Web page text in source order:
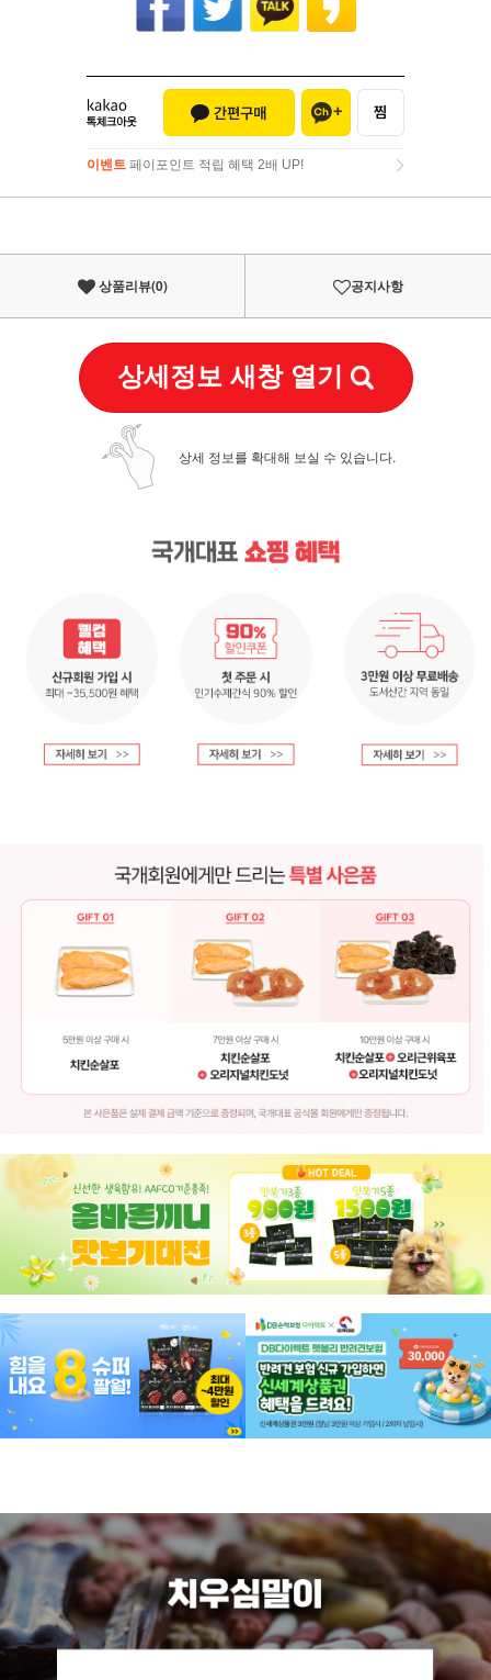
이벤트 페이포인트 적립 혜택 2배 UP!
이벤트페이포인트 적립 혜택 2배 UP!
상품리뷰(0) 공지사항
상세정보 새창 열기
상세 정보를 확대해 보실 수 있습니다.